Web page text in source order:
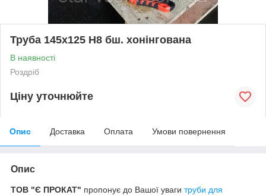
Труба 145х125 H8 бш. хонінгована
В наявності
Роздріб
Ціну уточнюйте
Опис Доставка Оплата Умови повернення
Опис
ТОВ "Є ПРОКАТ" пропонує до Вашої уваги труби для